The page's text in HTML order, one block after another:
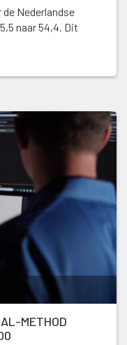
Nederlandse
naar 54,4. Dit
METHOD